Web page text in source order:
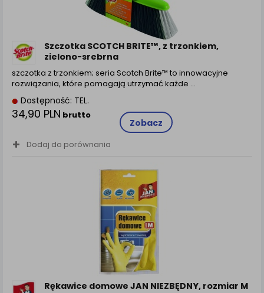
Szczotka SCOTCH BRITE™, z trzonkiem,
zielono-srebrna
szczotka z trzonkiem; seria Scotch Brite™ to innowacyjne
rozwiązania, które pomagają utrzymać każde ...
Dostępność: TEL.
34,90 PLN brutto
Zobacz
Dodaj do porównania
Rękawice domowe JAN NIEZBĘDNY, rozmiar M
zamówienia na Państwa email lub wyświetlenie
Państwu prawidłowych informacji o promocjach czy
cenach indywidualnych, ważna jest Państwa
wcześniejsza zgoda której udzieliliście podczas
zakładania konta.
Każda Państwa zgoda jest dobrowolna i można ją w
dowolnym momencie wycofać.
Polityka prywatności (rozwiń)
Klauzula Informacyjna (rozwiń)
Lista Zaufanych Partnerów (rozwiń)